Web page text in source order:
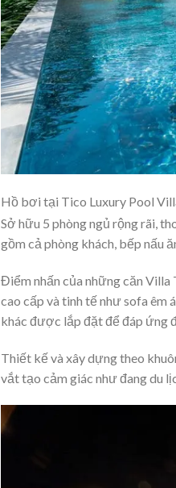
Hồ bơi tại Tico Luxury Pool
Sở hữu 5 phòng ngủ rộng rãi,
gồm cả phòng khách, bếp nấu
Điểm nhấn của những căn
cao cấp và tinh tế như sofa êm
khác được lắp đặt để đáp ứng
Thiết kế và xây dựng theo
vắt tạo cảm giác như đang du